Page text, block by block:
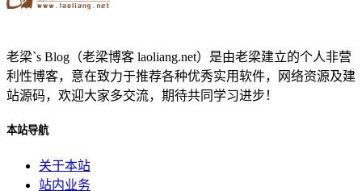
老梁`s Blog（老梁博客 laoliang.net）是由老梁建立的个人非营
利性博客，意在致力于推荐各种优秀实用软件，网络资源及建
站源码，欢迎大家多交流，期待共同学习进步！
本站导航
关于本站
站内业务